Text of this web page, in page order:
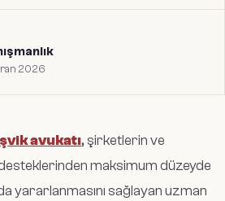
2026
avukatı, şirketlerin ve
desteklerinden maksimum düzeyde
yararlanmasını sağlayan uzman